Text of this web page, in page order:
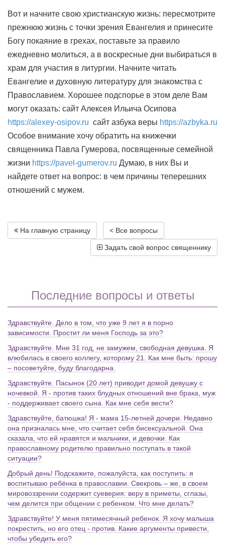
Вот и начните свою христианскую жизнь: пересмотрите
прежнюю жизнь с точки зрения Евангелия и принесите
Богу покаяние в грехах, поставьте за правило
ежедневно молиться, а в воскресные дни выбираться в
храм для участия в литургии. Начните читать
Евангелие и духовную литературу для знакомства с
Православием. Хорошее подспорье в этом деле Вам
могут оказать: сайт Алексея Ильича Осипова
https://alexey-osipov.ru сайт азбука веры https://azbyka.ru
Особое внимание хочу обратить на книжечки
священника Павла Гумерова, посвященные семейной
жизни https://pavel-gumerov.ru Думаю, в них Вы и
найдете ответ на вопрос: в чем причины теперешних
отношений с мужем.
На главную страницу < Все вопросы
Задать свой вопрос священнику
Последние вопросы и ответы
Здравствуйте. Дело в том, что уже 9 лет я в порно
зависимости. Простит ли меня Господь за это?
Здравствуйте. Мне 31 год, не замужем, свободная девушка. Я
влюбилась в своего коллегу, которому 21. Как мне быть: прошу
– посоветуйте, буду благодарна.
Здравствуйте. Пасынок (20 лет) приводит домой девушку с
ночевкой. Я - против таких блудных отношений вне брака, муж
- поддерживает своего сына. Как мне себя вести?
Здравствуйте, батюшка! Я - мама 15-летней дочери. Недавно
она призналась мне, что считает себя бисексуальной. Она
сказала, что ей нравятся и мальчики, и девочки. Как
православному родителю правильно поступать в такой
ситуации?
Добрый день! Подскажите, пожалуйста, как поступить: я
воспитываю ребёнка в православии. Свекровь – же, в своем
мировоззрении содержит суеверия: веру в приметы, сглазы,
чем делится при общении с ребенком. Что мне делать?
Здравствуйте! У меня пятимесячный ребенок. Я хочу малыша
покрестить, но его отец - против. Какие аргументы привести,
чтобы убедить его?